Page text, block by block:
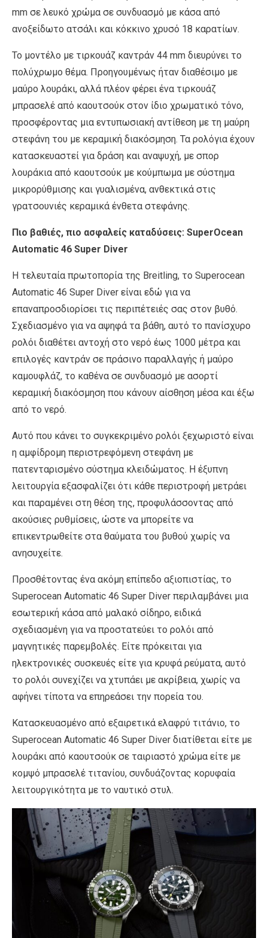
mm σε λευκό χρώμα σε συνδυασμό με κάσα από
ανοξείδωτο ατσάλι και κόκκινο χρυσό 18 καρατίων.
Το μοντέλο με τιρκουάζ καντράν 44 mm διευρύνει το
πολύχρωμο θέμα. Προηγουμένως ήταν διαθέσιμο με
μαύρο λουράκι, αλλά πλέον φέρει ένα τιρκουάζ
μπρασελέ από καουτσούκ στον ίδιο χρωματικό τόνο,
προσφέροντας μια εντυπωσιακή αντίθεση με τη μαύρη
στεφάνη του με κεραμική διακόσμηση. Τα ρολόγια έχουν
κατασκευαστεί για δράση και αναψυχή, με σπορ
λουράκια από καουτσούκ με κούμπωμα με σύστημα
μικρορύθμισης και γυαλισμένα, ανθεκτικά στις
γρατσουνιές κεραμικά ένθετα στεφάνης.
Πιο βαθιές, πιο ασφαλείς καταδύσεις: SuperOcean
Automatic 46 Super Diver
Η τελευταία πρωτοπορία της Breitling, το Superocean
Automatic 46 Super Diver είναι εδώ για να
επαναπροσδιορίσει τις περιπέτειές σας στον βυθό.
Σχεδιασμένο για να αψηφά τα βάθη, αυτό το πανίσχυρο
ρολόι διαθέτει αντοχή στο νερό έως 1000 μέτρα και
επιλογές καντράν σε πράσινο παραλλαγής ή μαύρο
καμουφλάζ, το καθένα σε συνδυασμό με ασορτί
κεραμική διακόσμηση που κάνουν αίσθηση μέσα και έξω
από το νερό.
Αυτό που κάνει το συγκεκριμένο ρολόι ξεχωριστό είναι
η αμφίδρομη περιστρεφόμενη στεφάνη με
πατενταρισμένο σύστημα κλειδώματος. Η έξυπνη
λειτουργία εξασφαλίζει ότι κάθε περιστροφή μετράει
και παραμένει στη θέση της, προφυλάσσοντας από
ακούσιες ρυθμίσεις, ώστε να μπορείτε να
επικεντρωθείτε στα θαύματα του βυθού χωρίς να
ανησυχείτε.
Προσθέτοντας ένα ακόμη επίπεδο αξιοπιστίας, το
Superocean Automatic 46 Super Diver περιλαμβάνει μια
εσωτερική κάσα από μαλακό σίδηρο, ειδικά
σχεδιασμένη για να προστατεύει το ρολόι από
μαγνητικές παρεμβολές. Είτε πρόκειται για
ηλεκτρονικές συσκευές είτε για κρυφά ρεύματα, αυτό
το ρολόι συνεχίζει να χτυπάει με ακρίβεια, χωρίς να
αφήνει τίποτα να επηρεάσει την πορεία του.
Κατασκευασμένο από εξαιρετικά ελαφρύ τιτάνιο, το
Superocean Automatic 46 Super Diver διατίθεται είτε με
λουράκι από καουτσούκ σε ταιριαστό χρώμα είτε με
κομψό μπρασελέ τιτανίου, συνδυάζοντας κορυφαία
λειτουργικότητα με το ναυτικό στυλ.